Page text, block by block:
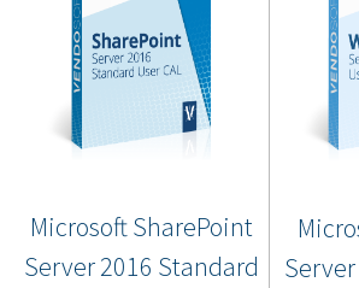
Microsoft SharePoint
Server 2016 Standard